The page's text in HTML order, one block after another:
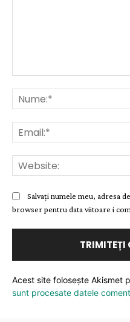
Salvați numele meu, adresa
browser pentru data viitoare i
Acest site folosește Akismet
sunt procesate datele